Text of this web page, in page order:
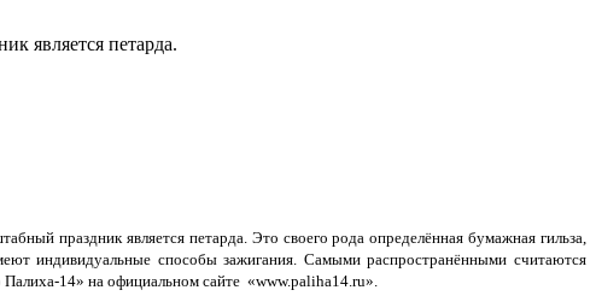
является петарда.
праздник является петарда. Это своего рода определённая бумажная гильза,
индивидуальные способы зажигания. Самыми распространёнными считаются
14» на официальном сайте «www.paliha14.ru».